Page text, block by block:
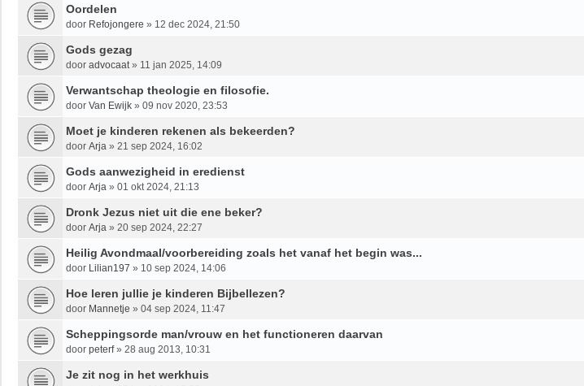
Oordelen
door Refojongere » 12 dec 2024, 21:50
Gods gezag
door advocaat» 11 jan 2025, 14:09
Verwantschap theologie en filosofie.
door Van Ewijk » 09 nov 2020, 23:53
Moet je kinderen rekenen als bekeerden?
door Arja » 21 sep 2024, 16:02
Gods aanwezigheid in eredienst
door Arja » 01 okt 2024, 21:13
Dronk Jezus niet uit die ene beker?
door Arja » 20 sep 2024, 22:27
Heilig Avondmaal/voorbereiding zoals het vanaf het begin was...
door Lilian197 » 10 sep 2024, 14:06
Hoe leren jullie je kinderen Bijbellezen?
door Mannetje » 04 sep 2024, 11:47
Scheppingsorde man/vrouw en het functioneren daarvan
door peterf» 28 aug 2013, 10:31
Je zit nog in het werkhuis